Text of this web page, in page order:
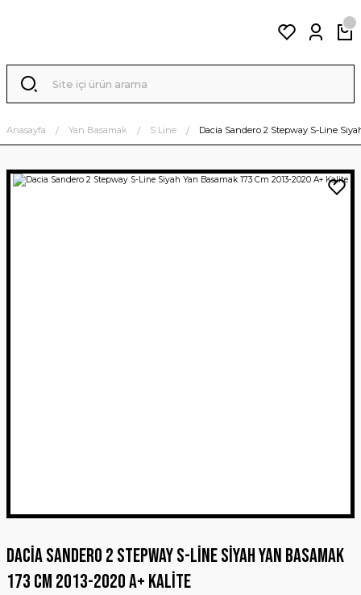
Anasayfa Yan Basamak S Line Dacia Sandero 2 Stepway S-Line
Dacia Sandero 2 Stepway S-Line Siyah Yan Basamak
173 Cm 2013-2020 A+ Kalite